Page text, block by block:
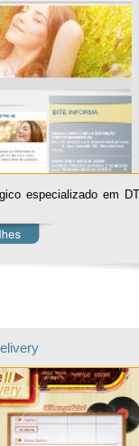
especializado em